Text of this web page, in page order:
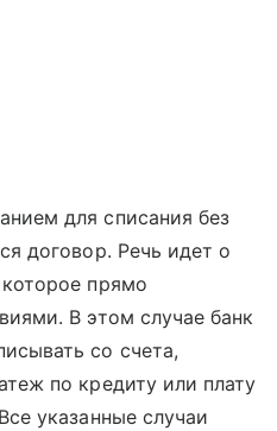
для списания без
договор. Речь идет о
прямо
В этом случае банк
со счета,
по кредиту или плату
указанные случаи